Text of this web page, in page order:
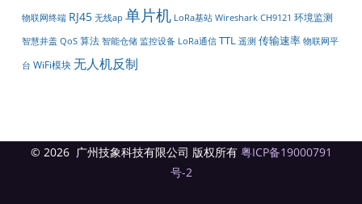
物联网终端 RJ45 无线ap 单片机 LoRa基站 Wireshark CH9121 环境监测
智慧井盖 QoS 算法 智能仓储 监控设备 LoRa通信 TTL 遥测 传输速率 物联网平
台 WiFi模块无人机反制
© 2026 广州技象科技有限公司 版权所有 粤ICP备19000791
号-2